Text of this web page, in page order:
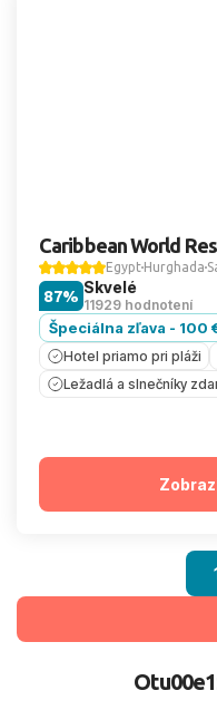
Caribbean World
Egypt Hurghada
Skvelé
11929 hodnotení
87%
Špeciálna zľava - 100
Hotel priamo pri pláži
Ležadlá a slnečníky